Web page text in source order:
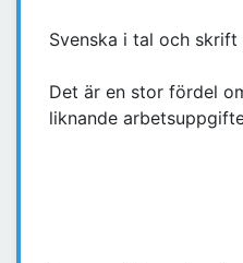
Svenska i tal och skrift
Det är en stor fördel
liknande